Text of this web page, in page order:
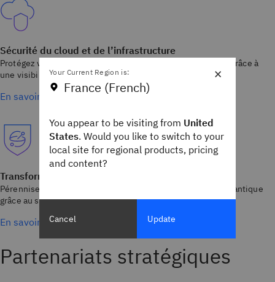
Sécurité du cloud et de l’infrastructure
Protégez vos environnements cloud hybride et multicloud grâce à
une visibilité, une gestion et une résolution continues.
En savoir plus
Transformation quantique
Pérennisez vos activités à l’ère de la cryptographie post-quantique
grâce au soutien d’experts de premier plan.
En savoir plus
Partenariats stratégiques
×
Your Current Region is:
France (French)
You appear to be visiting from United
States. Would you like to switch to your
local site for regional products, pricing
and content?
Cancel Update